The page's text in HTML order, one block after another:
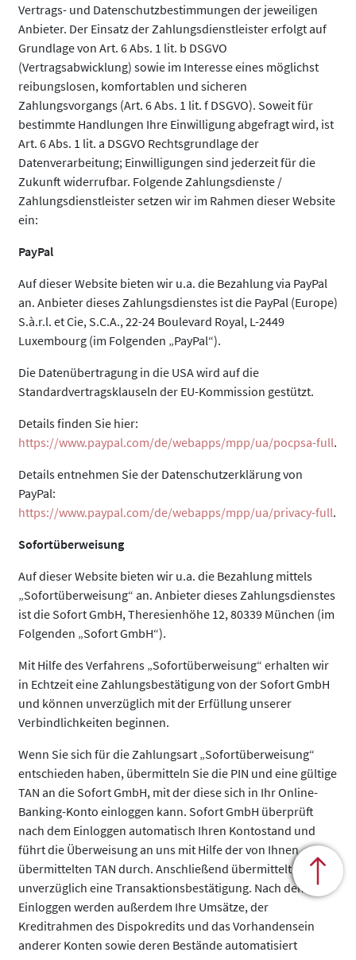
Vertrags- und Datenschutzbestimmungen der jeweiligen
Anbieter. Der Einsatz der Zahlungsdienstleister erfolgt auf
Grundlage von Art. 6 Abs. 1 lit. b DSGVO
(Vertragsabwicklung) sowie im Interesse eines möglichst
reibungslosen, komfortablen und sicheren
Zahlungsvorgangs (Art. 6 Abs. 1 lit. f DSGVO). Soweit für
bestimmte Handlungen Ihre Einwilligung abgefragt wird, ist
Art. 6 Abs. 1 lit. a DSGVO Rechtsgrundlage der
Datenverarbeitung; Einwilligungen sind jederzeit für die
Zukunft widerrufbar. Folgende Zahlungsdienste /
Zahlungsdienstleister setzen wir im Rahmen dieser Website
ein:
PayPal
Auf dieser Website bieten wir u.a. die Bezahlung via PayPal
an. Anbieter dieses Zahlungsdienstes ist die PayPal (Europe)
S.à.r.l. et Cie, S.C.A., 22-24 Boulevard Royal, L-2449
Luxembourg (im Folgenden „PayPal“).
Die Datenübertragung in die USA wird auf die
Standardvertragsklauseln der EU-Kommission gestützt.
Details finden Sie hier:
https://www.paypal.com/de/webapps/mpp/ua/pocpsa-full.
Details entnehmen Sie der Datenschutzerklärung von
PayPal:
https://www.paypal.com/de/webapps/mpp/ua/privacy-full.
Sofortüberweisung
Auf dieser Website bieten wir u.a. die Bezahlung mittels
„Sofortüberweisung“ an. Anbieter dieses Zahlungsdienstes
ist die Sofort GmbH, Theresienhöhe 12, 80339 München (im
Folgenden „Sofort GmbH“).
Mit Hilfe des Verfahrens „Sofortüberweisung“ erhalten wir
in Echtzeit eine Zahlungsbestätigung von der Sofort GmbH
und können unverzüglich mit der Erfüllung unserer
Verbindlichkeiten beginnen.
Wenn Sie sich für die Zahlungsart „Sofortüberweisung“
entschieden haben, übermitteln Sie die PIN und eine gültige
TAN an die Sofort GmbH, mit der diese sich in Ihr Online-
Banking-Konto einloggen kann. Sofort GmbH überprüft
nach dem Einloggen automatisch Ihren Kontostand und
führt die Überweisung an uns mit Hilfe der von Ihnen
übermittelten TAN durch. Anschließend übermittelt sie uns
unverzüglich eine Transaktionsbestätigung. Nach dem
Einloggen werden außerdem Ihre Umsätze, der
Kreditrahmen des Dispokredits und das Vorhandensein
anderer Konten sowie deren Bestände automatisiert